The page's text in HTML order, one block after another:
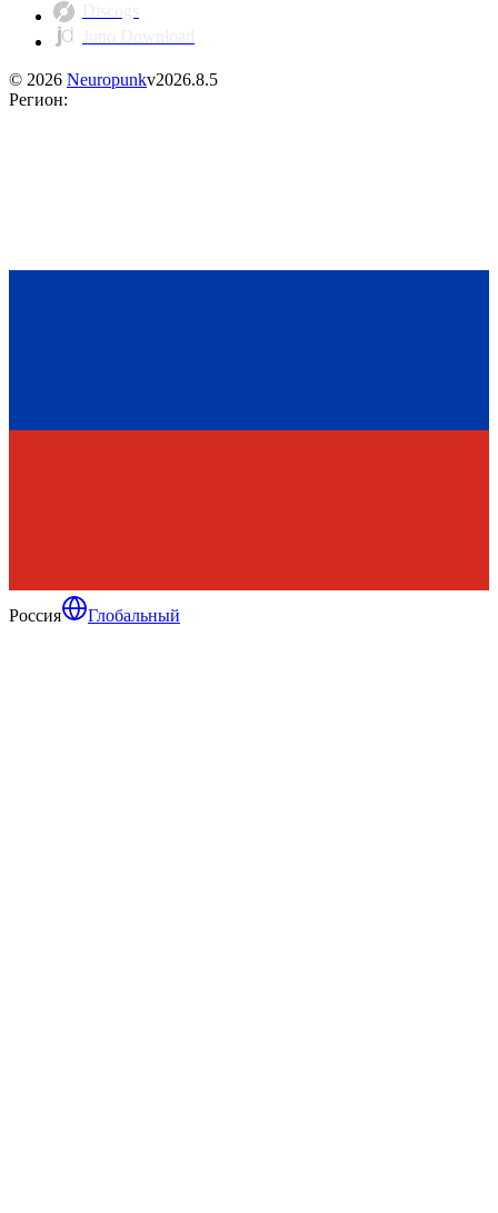
© 2026 Neuropunkv2026.8.5
Регион:
Россия Глобальный